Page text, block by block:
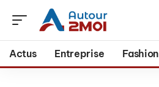
Actus Entreprise Fashion